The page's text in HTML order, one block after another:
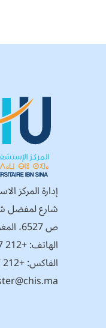
إدارة المركز
شارع لمفضل
ص 6527، المغرب
الهاتف:+212 537 676 464
الفاكس: +212 537 775 856